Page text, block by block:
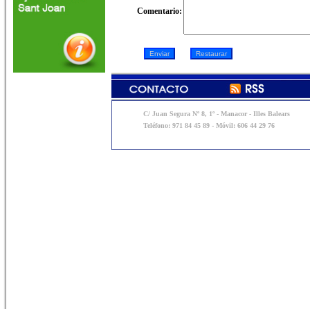
Comentario:
C/ Juan Segura Nº 8, 1º - Manacor - Illes Balears
Teléfono: 971 84 45 89 - Móvil: 606 44 29 76